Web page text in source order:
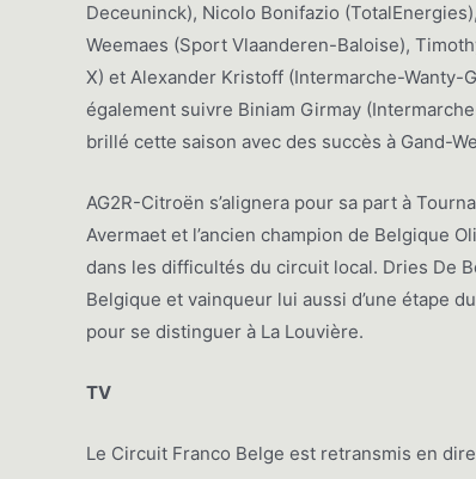
Deceuninck), Nicolo Bonifazio
Weemaes (Sport Vlaanderen-Baloise),
X) et Alexander Kristoff (Intermarche-
également suivre Biniam Girmay
brillé cette saison avec des succès à Gand-
AG2R-Citroën s’alignera pour sa part à
Avermaet et l’ancien champion de Belgique
dans les difficultés du circuit local. Dries De
Belgique et vainqueur lui aussi d’une étape
pour se distinguer à La Louvière.
TV
Le Circuit Franco Belge est retransmis en